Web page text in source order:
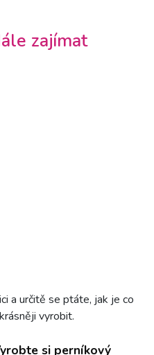
zajímat
a určitě se ptáte, jak je co
vyrobit.
si perníkový